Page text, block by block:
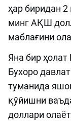
ҳар биридан
минг АҚШ
маблағини
Яна бир
Бухоро
туманида
қўйишни
доллари